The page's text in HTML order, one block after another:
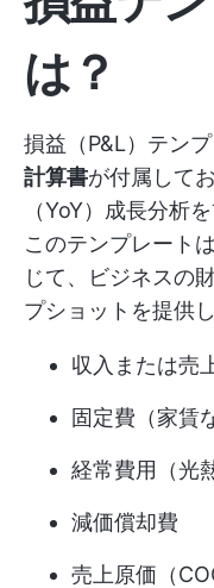
は？
損益（P&L）テン
計算書が付属して
（YoY）成長分析
このテンプレート
じて、ビジネスの
プショットを提供
収入または売
固定費（家賃
経常費用（光
減価償却費
売上原価（